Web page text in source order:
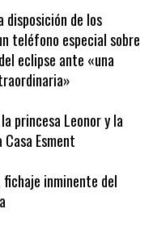
disposición de los
teléfono especial sobre
eclipse ante «una
princesa Leonor y la
Esment
fichaje inminente del